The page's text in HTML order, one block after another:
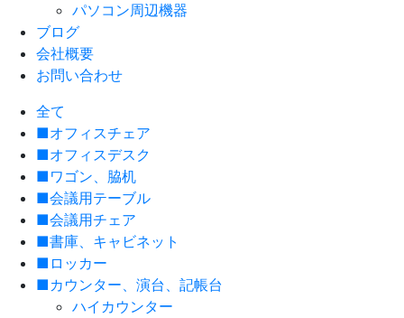
パソコン周辺機器
ブログ
会社概要
お問い合わせ
全て
■オフィスチェア
■オフィスデスク
■ワゴン、脇机
■会議用テーブル
■会議用チェア
■書庫、キャビネット
■ロッカー
■カウンター、演台、記帳台
ハイカウンター